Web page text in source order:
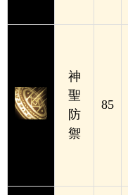
神
聖
防
禦
85